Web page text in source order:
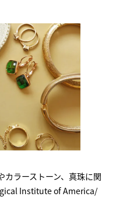
カラーストーン、真珠に関
Institute of America/